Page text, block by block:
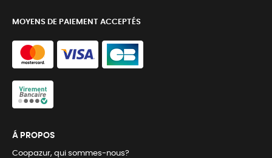
MOYENS DE PAIEMENT ACCEPTÉS
Á PROPOS
Coopazur, qui sommes-nous?